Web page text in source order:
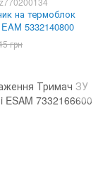
на термоблок
5332140800
грн